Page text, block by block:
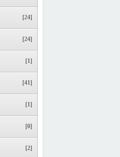
[24]
[24]
[1]
[41]
[1]
[0]
[2]